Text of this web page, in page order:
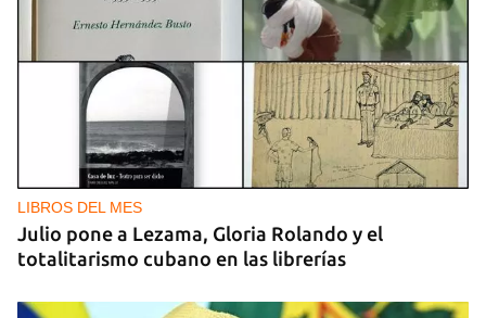
LIBROS DEL MES
Julio pone a Lezama, Gloria Rolando y el
totalitarismo cubano en las librerías